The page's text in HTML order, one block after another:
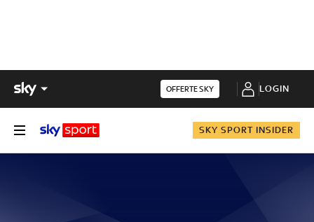
OFFERTE SKY LOGIN
SKY SPORT INSIDER